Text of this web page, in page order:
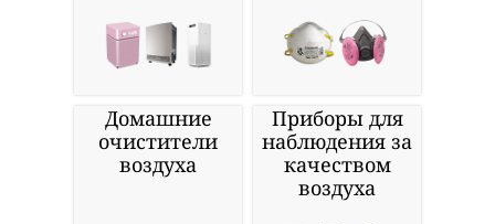
Домашние
очистители
воздуха
Приборы для
наблюдения за
качеством
воздуха